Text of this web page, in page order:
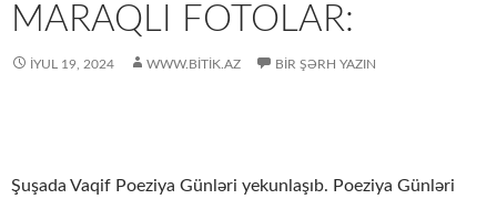
MARAQLI FOTOLAR:
İYUL 19, 2024 WWW.BITIK.AZ BIR ŞƏRH YAZIN
Şuşada Vaqif Poeziya Günləri yekunlaşıb. Poeziya Günləri